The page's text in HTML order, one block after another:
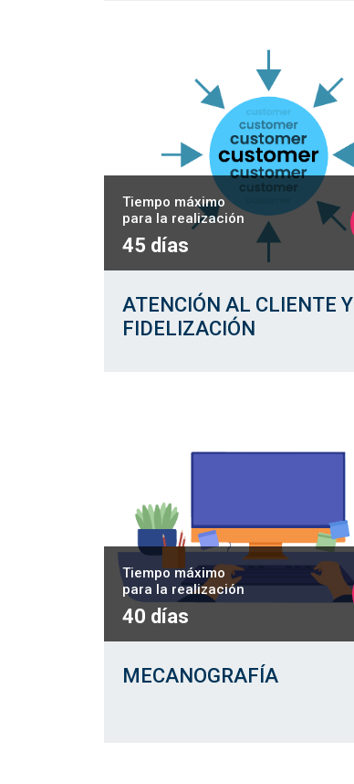
Tiempo máximo
para la realización
45 días
ATENCIÓN AL CLIENTE Y
FIDELIZACIÓN
Tiempo máximo
para la realización
40 días
MECANOGRAFÍA